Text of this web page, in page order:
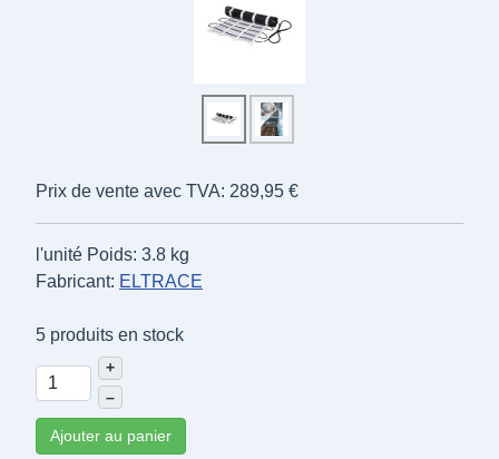
Prix de vente avec TVA: 289,95 €
l'unité Poids: 3.8 kg
Fabricant: ELTRACE
5 produits en stock
+
–
Ajouter au panier